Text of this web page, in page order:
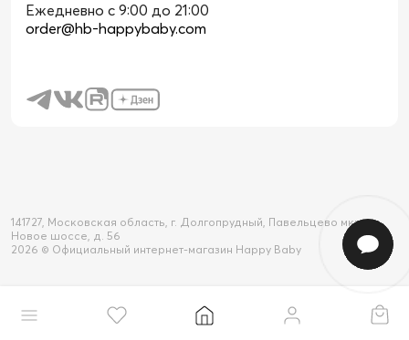
Ежедневно с 9:00 до 21:00
order@hb-happybaby.com
141727, Московская область, г. Долгопрудный, Павельцево мкр-н,
Новое шоссе, д. 56
2026 © Официальный интернет-магазин Happy Baby